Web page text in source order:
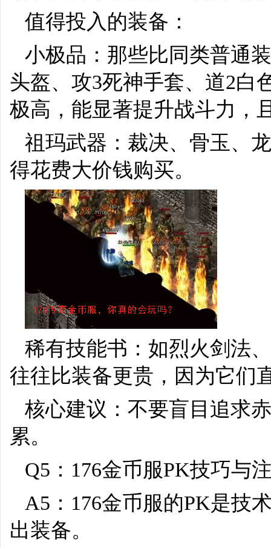
值得投入的装备：
小极品：那些比同类普通
头盔、攻3死神手套、道2白
极高，能显著提升战斗力，
祖玛武器：裁决、骨玉、
得花费大价钱购买。
稀有技能书：如烈火剑法
往往比装备更贵，因为它们
核心建议：不要盲目追求
累。
Q5：176金币服PK技巧与
A5：176金币服的PK是技
出装备。